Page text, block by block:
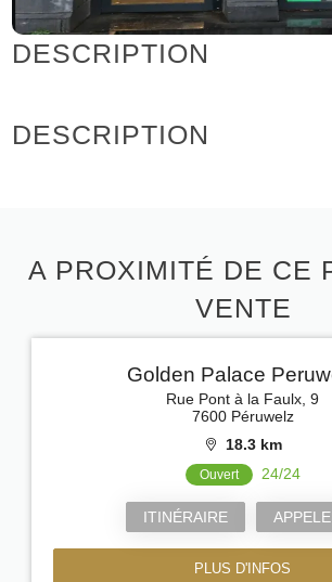
DESCRIPTION
DESCRIPTION
A PROXIMITÉ DE CE
VENTE
Golden Palace
Rue Pont à la Faulx, 9
7600 Péruwelz
18.3 km
Ouvert 24/24
ITINÉRAIRE
PLUS D'INFOS